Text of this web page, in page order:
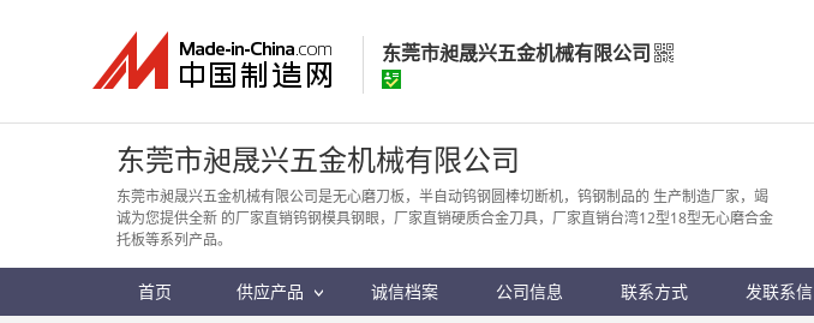
东莞市昶晟兴五金机械有限公司
东莞市昶晟兴五金机械有限公司
经营模式：生产制造
所在地区：广东省 东莞市
手机访问展示厅
东莞市昶晟兴五金机械有限公司
东莞市昶晟兴五金机械有限公司是无心磨刀板，半自动钨钢圆棒切断机，钨钢制品的 生产制造厂家，竭
诚为您提供全新 的厂家直销钨钢模具钢眼，厂家直销硬质合金刀具，厂家直销台湾12型18型无心磨合金
托板等系列产品。
首页 供应产品 诚信档案 公司信息 联系方式 发联系信